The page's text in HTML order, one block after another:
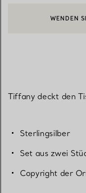
EINEN
Tiffany deckt den
Sterlingsilber
Set aus zwei
Copyright der